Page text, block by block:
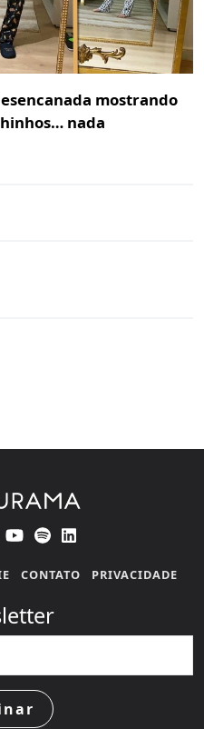
mostrando
nada
CONTATO PRIVACIDADE